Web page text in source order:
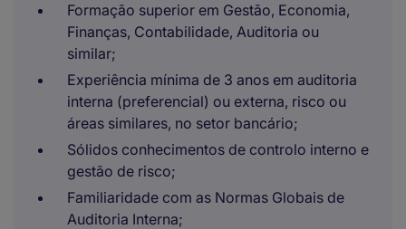
Formação superior em Gestão, Economia,
Finanças, Contabilidade, Auditoria ou
similar;
Experiência mínima de 3 anos em auditoria
interna (preferencial) ou externa, risco ou
áreas similares, no setor bancário;
Sólidos conhecimentos de controlo interno e
gestão de risco;
Familiaridade com as Normas Globais de
Auditoria Interna;